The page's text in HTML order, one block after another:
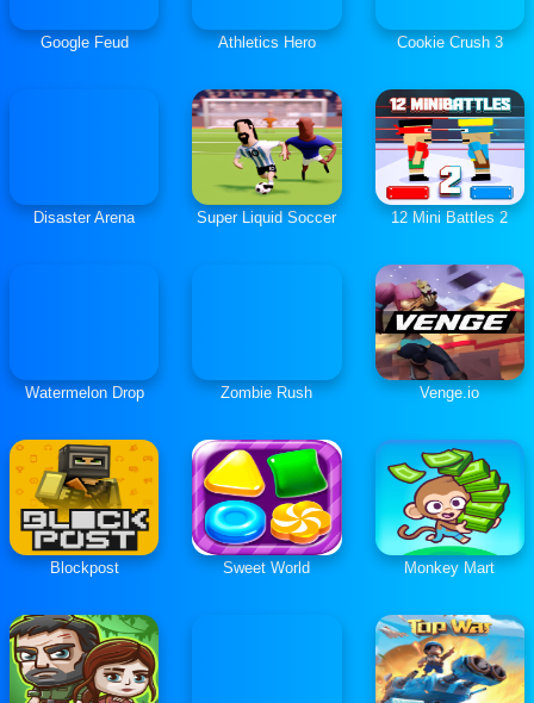
Google Feud Athletics Hero Cookie Crush 3
Disaster Arena Super Liquid Soccer 12 Mini Battles 2
Watermelon Drop Zombie Rush Venge.io
Blockpost Sweet World Monkey Mart